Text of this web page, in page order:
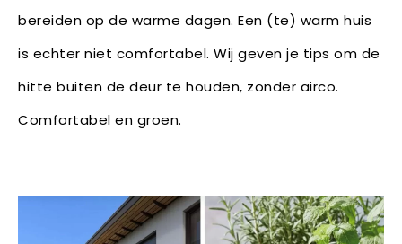
bereiden op de warme dagen. Een (te) warm huis
is echter niet comfortabel. Wij geven je tips om de
hitte buiten de deur te houden, zonder airco.
Comfortabel en groen.